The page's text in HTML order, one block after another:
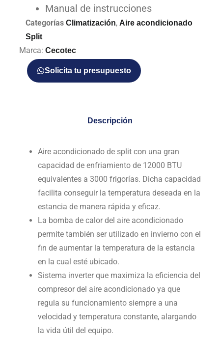
Manual de instrucciones
Categorías Climatización, Aire acondicionado
Split
Marca: Cecotec
Solicita tu presupuesto
Descripción
Aire acondicionado de split con una gran
capacidad de enfriamiento de 12000 BTU
equivalentes a 3000 frigorías. Dicha capacidad
facilita conseguir la temperatura deseada en la
estancia de manera rápida y eficaz.
La bomba de calor del aire acondicionado
permite también ser utilizado en invierno con el
fin de aumentar la temperatura de la estancia
en la cual esté ubicado.
Sistema inverter que maximiza la eficiencia del
compresor del aire acondicionado ya que
regula su funcionamiento siempre a una
velocidad y temperatura constante, alargando
la vida útil del equipo.